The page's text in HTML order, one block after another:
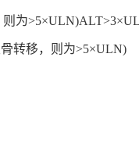
为
转移，则为>5×ULN)